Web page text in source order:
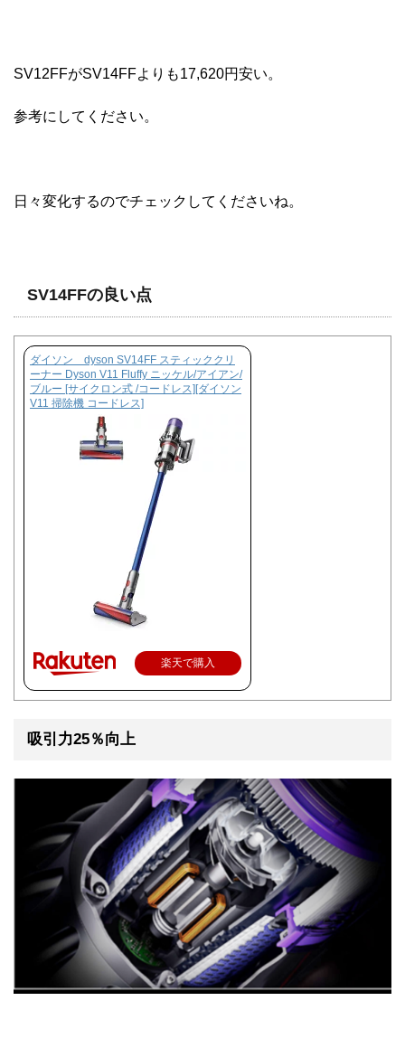
SV12FFがSV14FFよりも17,620円安い。
参考にしてください。
日々変化するのでチェックしてくださいね。
SV14FFの良い点
ダイソン dyson SV14FF スティッククリ
ーナー Dyson V11 Fluffy ニッケル/アイアン/
ブルー [サイクロン式 /コードレス][ダイソン
V11 掃除機 コードレス]
楽天で購入
吸引力25％向上